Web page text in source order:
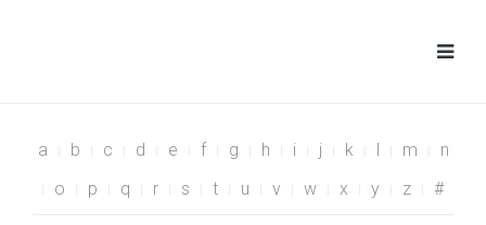
a b c d e f g h i j k l m
n
o
p q r s t u v w x y z #